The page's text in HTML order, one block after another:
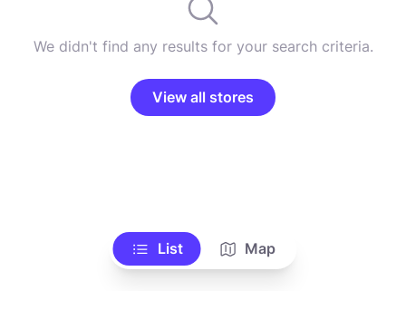
We didn't find any results for your search criteria.
View all stores
List Map